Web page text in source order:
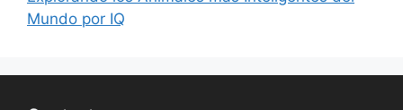
Mundo por IQ